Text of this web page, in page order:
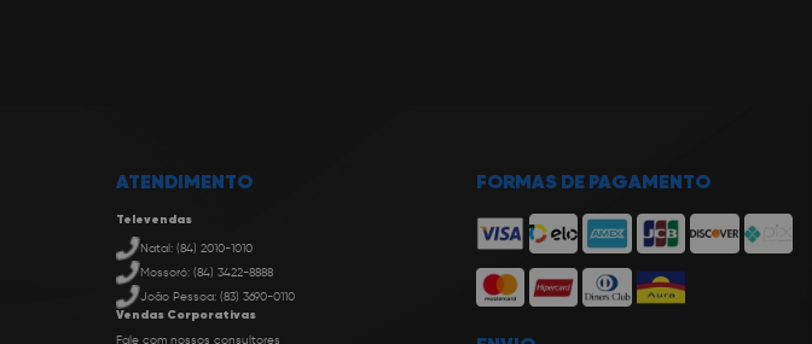
ATENDIMENTO
Televendas
Natal: (84) 2010-1010
Mossoró: (84) 3422-8888
João Pessoa: (83) 3690-0110
Vendas Corporativas
Fale com nossos consultores
FORMAS DE PAGAMENTO